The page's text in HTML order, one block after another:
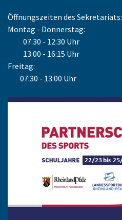
Öffnungszeiten des Sekretariats:
Montag - Donnerstag:
07:30 - 12:30 Uhr
13:00 - 16:15 Uhr
Freitag:
07:30 - 13:00 Uhr